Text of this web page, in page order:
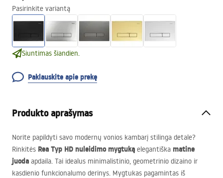
Pasirinkite variantą
Siuntimas šiandien.
Paklauskite apie prekę
Produkto aprašymas
Norite papildyti savo modernų vonios kambarį stilinga detale?
Rinkitės Rea Typ HD nuleidimo mygtuką elegantiška matine
juoda apdaila. Tai idealus minimalistinio, geometrinio dizaino ir
kasdienio funkcionalumo derinys. Mygtukas pagamintas iš